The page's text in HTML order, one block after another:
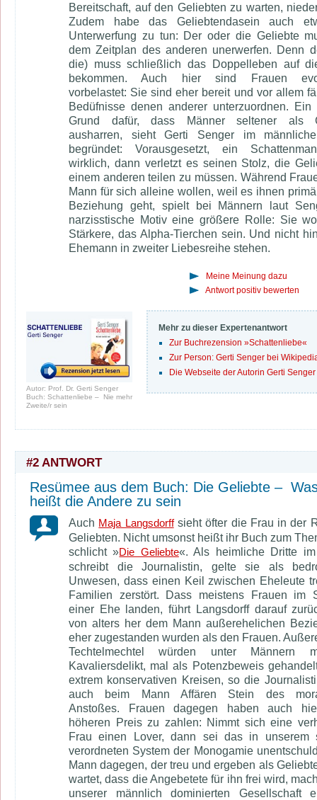
Bereitschaft, auf den Geliebten zu warten,
Zudem habe das Geliebtendasein auch
Unterwerfung zu tun: Der oder die Geliebte
dem Zeitplan des anderen unerwerfen. Denn
die) muss schließlich das Doppelleben auf
bekommen. Auch hier sind Frauen
vorbelastet: Sie sind eher bereit und vor allem
Bedüfnisse denen anderer unterzuordnen. Ein
Grund dafür, dass Männer seltener als
ausharren, sieht Gerti Senger im
begründet: Vorausgesetzt, ein
wirklich, dann verletzt es seinen Stolz, die
einem anderen teilen zu müssen. Während
Mann für sich alleine wollen, weil es ihnen
Beziehung geht, spielt bei Männern laut
narzisstische Motiv eine größere Rolle: Sie
Stärkere, das Alpha-Tierchen sein. Und nicht
Ehemann in zweiter Liebesreihe stehen.
Meine Meinung dazu
Antwort positiv bewerten
Autor: Prof. Dr. Gerti Senger
Buch: Schattenliebe – Nie mehr
Zweite/r sein
Mehr zu dieser Expertenantwort
Zur Buchrezension »Schattenliebe«
Zur Person: Gerti Senger bei
Die Webseite der Autorin Gerti Senger
#2 ANTWORT
Resümee aus dem Buch: Die Geliebte –
heißt die Andere zu sein
Auch Maja Langsdorffsieht öfter die Frau in der
Geliebten. Nicht umsonst heißt ihr Buch zum
schlicht »Die Geliebte«. Als heimliche Dritte
schreibt die Journalistin, gelte sie als
Unwesen, dass einen Keil zwischen Eheleute
Familien zerstört. Dass meistens Frauen im
einer Ehe landen, führt Langsdorff darauf
von alters her dem Mann außerehelichen
eher zugestanden wurden als den Frauen.
Techtelmechtel würden unter Männern
Kavaliersdelikt, mal als Potenzbeweis
extrem konservativen Kreisen, so die
auch beim Mann Affären Stein des
Anstoßes. Frauen dagegen haben auch
höheren Preis zu zahlen: Nimmt sich eine
Frau einen Lover, dann sei das in unserem
verordneten System der Monogamie
Mann dagegen, der treu und ergeben als
wartet, dass die Angebetete für ihn frei wird,
unserer männlich dominierten Gesellschaft